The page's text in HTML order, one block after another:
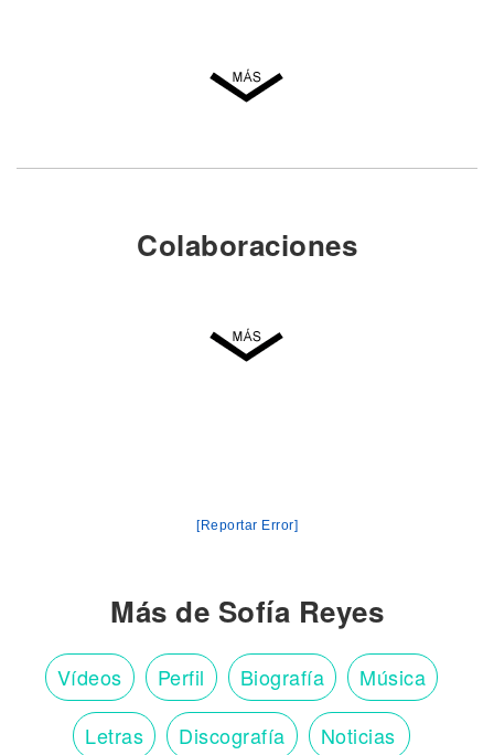
Colaboraciones
[Reportar Error]
Más de Sofía Reyes
Vídeos Perfil Biografía Música
Letras Discografía Noticias